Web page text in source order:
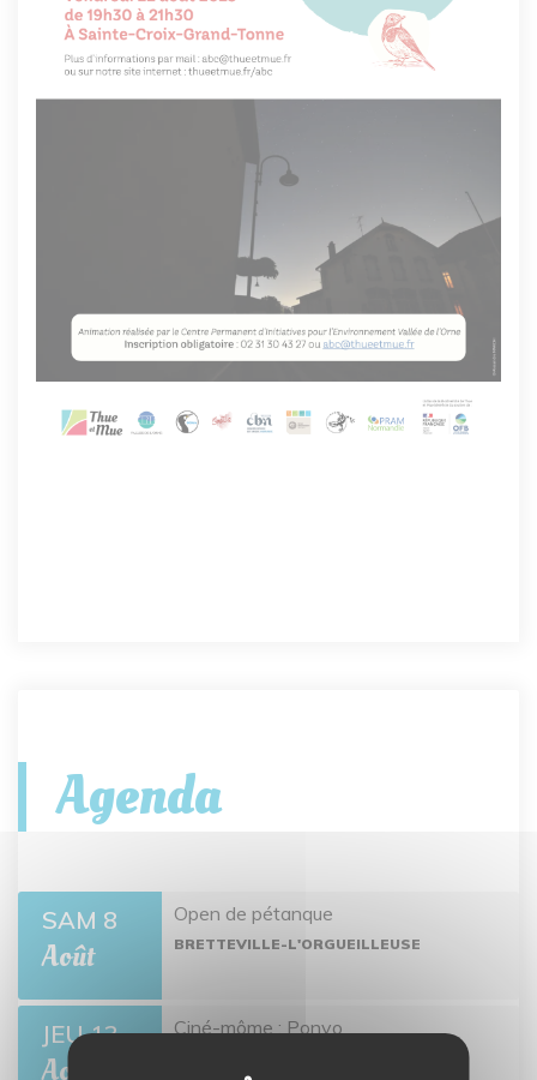
Agenda
SAM 8
Août
Open de pétanque
BRETTEVILLE-L'ORGUEILLEUSE
JEU 13
Août
Ciné-môme : Ponyo